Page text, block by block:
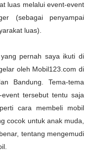
luas melalui event-event
(sebagai penyampai
luas).
pernah saya ikuti di
oleh Mobil123.com di
Bandung. Tema-tema
tersebut tentu saja
cara membeli mobil
cocok untuk anak muda,
tentang mengemudi